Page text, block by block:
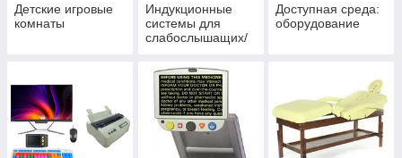
Детские игровые
комнаты
Индукционные
системы для
слабослышащих/
Доступная среда:
оборудование